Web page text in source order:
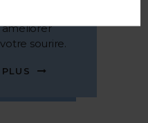
sourire.